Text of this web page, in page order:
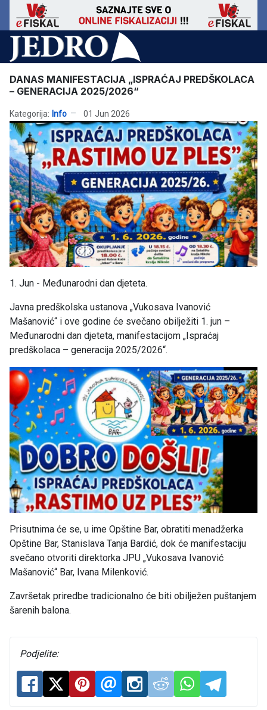
DANAS MANIFESTACIJA „ISPRAĆAJ PREDŠKOLACA
– GENERACIJA 2025/2026“
Kategorija: Info 01 Jun 2026
1. Jun - Međunarodni dan djeteta.
Javna predškolska ustanova „Vukosava Ivanović
Mašanović“ i ove godine će svečano obilježiti 1. jun –
Međunarodni dan djeteta, manifestacijom „Ispraćaj
predškolaca – generacija 2025/2026“.
Prisutnima će se, u ime Opštine Bar, obratiti menadžerka
Opštine Bar, Stanislava Tanja Bardić, dok će manifestaciju
svečano otvoriti direktorka JPU „Vukosava Ivanović
Mašanović“ Bar, Ivana Milenković.
Završetak priredbe tradicionalno će biti obilježen puštanjem
šarenih balona.
Podjelite: